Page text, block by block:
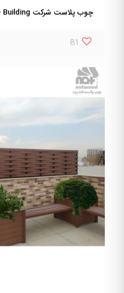
چوب پلاست شرکت Tere Building نماینده نات وود عراق
81